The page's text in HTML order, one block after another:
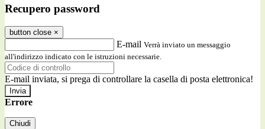
Recupero password
button close ×
E-mail Verrà inviato un messaggio
all'indirizzo indicato con le istruzioni necessarie.
E-mail inviata, si prega di controllare la casella di posta elettronica!
Errore
Chiudi